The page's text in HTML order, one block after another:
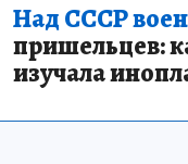
Над СССР
пришельцев:
изучала